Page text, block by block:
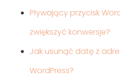
Pływający przycisk
zwiększyć konwersje?
Jak usunąć datę z
WordPress?